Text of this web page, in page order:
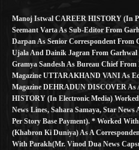
Manoj Istwal CAREER HISTORY (in
Seemant Varta As Sub-Editor From
Darpan As Senior Correspondent
Ujala And Dainik Jagran From
Gramya Sandesh As Bureau Chief
Magazine UTTARAKHAND VANI As
Magazine DEHRADUN DISCOVER As
HISTORY (in Electronic Media)
News Lines, Sahara Samaya, Star
Per Story Base Payment). * Worked
(Khabron Ki Duniya) As A
With Parakh(Mr. Vinod Dua News